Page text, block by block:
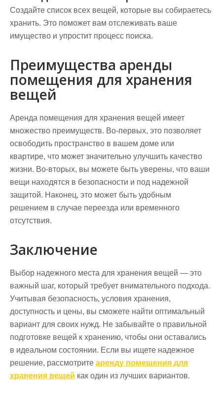
Создайте список всех вещей, которые вы собираетесь
хранить. Это поможет вам отслеживать ваше
имущество и упростит процесс поиска.
Преимущества аренды
помещения для хранения
вещей
Аренда помещения для хранения вещей имеет
множество преимуществ. Во-первых, это позволяет
освободить пространство в вашем доме или
квартире, что может значительно улучшить качество
жизни. Во-вторых, вы можете быть уверены, что ваши
вещи находятся в безопасности и под надежной
защитой. Наконец, это может быть удобным
решением в случае переезда или временного
отсутствия.
Заключение
Выбор надежного места для хранения вещей — это
важный шаг, который требует внимательного подхода.
Учитывая безопасность, условия хранения,
доступность и цены, вы сможете найти оптимальный
вариант для своих нужд. Не забывайте о правильной
подготовке вещей к хранению, чтобы они оставались
в идеальном состоянии. Если вы ищете надежное
решение, рассмотрите аренду помещения для
хранения вещей как один из лучших вариантов.